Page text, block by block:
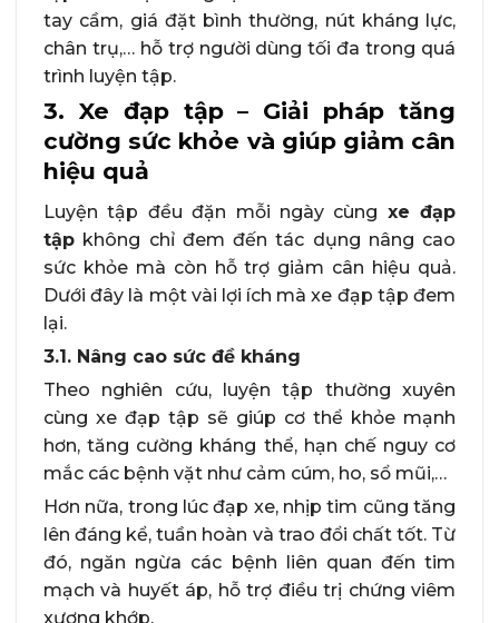
tay cầm, giá đặt bình thường, nút kháng lực,
chân trụ,… hỗ trợ người dùng tối đa trong quá
trình luyện tập.
3. Xe đạp tập – Giải pháp tăng
cường sức khỏe và giúp giảm cân
hiệu quả
Luyện tập đều đặn mỗi ngày cùng xe đạp
tập không chỉ đem đến tác dụng nâng cao
sức khỏe mà còn hỗ trợ giảm cân hiệu quả.
Dưới đây là một vài lợi ích mà xe đạp tập đem
lại.
3.1. Nâng cao sức đề kháng
Theo nghiên cứu, luyện tập thường xuyên
cùng xe đạp tập sẽ giúp cơ thể khỏe mạnh
hơn, tăng cường kháng thể, hạn chế nguy cơ
mắc các bệnh vặt như cảm cúm, ho, sổ mũi,…
Hơn nữa, trong lúc đạp xe, nhịp tim cũng tăng
lên đáng kể, tuần hoàn và trao đổi chất tốt. Từ
đó, ngăn ngừa các bệnh liên quan đến tim
mạch và huyết áp, hỗ trợ điều trị chứng viêm
xương khớp.